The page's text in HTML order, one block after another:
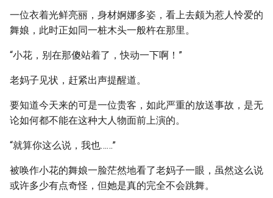
一位衣着光鲜亮丽，身材婀娜多姿，看上去颇为惹人怜爱的
舞娘，此时正如同一桩木头一般杵在那里。
“小花，别在那傻站着了，快动一下啊！”
老妈子见状，赶紧出声提醒道。
要知道今天来的可是一位贵客，如此严重的放送事故，是无
论如何都不能在这种大人物面前上演的。
“就算你这么说，我也……”
被唤作小花的舞娘一脸茫然地看了老妈子一眼，虽然这么说
或许多少有点奇怪，但她是真的完全不会跳舞。